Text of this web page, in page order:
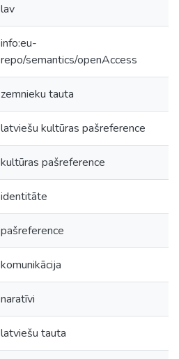
lav
info:eu-
repo/semantics/openAccess
zemnieku tauta
latviešu kultūras pašreference
kultūras pašreference
identitāte
pašreference
komunikācija
naratīvi
latviešu tauta